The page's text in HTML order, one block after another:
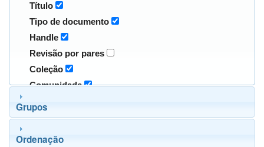
Título
Tipo de documento
Handle
Revisão por pares
Coleção
Comunidade
Grupos
Ordenação